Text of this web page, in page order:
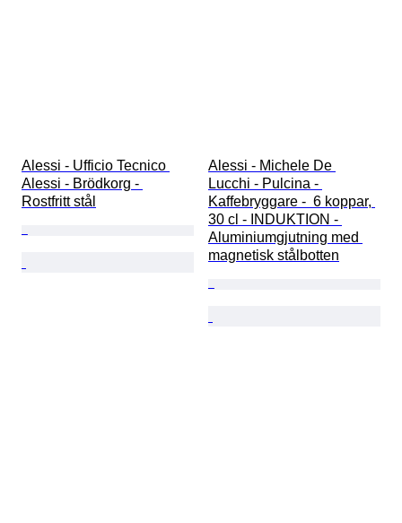
Alessi - Ufficio Tecnico
Alessi - Brödkorg -
Rostfritt stål
Alessi - Michele De
Lucchi - Pulcina -
Kaffebryggare -  6 koppar,
30 cl - INDUKTION -
Aluminiumgjutning med
magnetisk stålbotten